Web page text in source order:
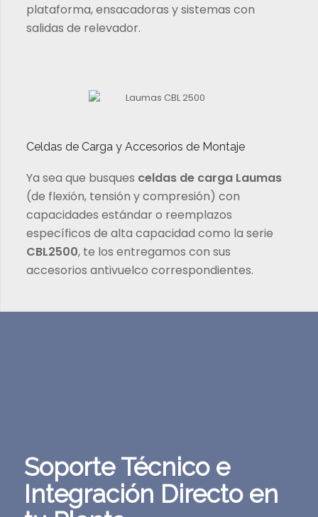
plataforma, ensacadoras y sistemas con
salidas de relevador.
Celdas de Carga y Accesorios de Montaje
Ya sea que busques celdas de carga Laumas
(de flexión, tensión y compresión) con
capacidades estándar o reemplazos
específicos de alta capacidad como la serie
CBL2500, te los entregamos con sus
accesorios antivuelco correspondientes.
Soporte Técnico e
Integración Directo en